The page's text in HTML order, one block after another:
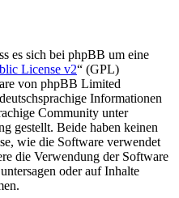
es sich bei phpBB um eine
License v2“ (GPL)
von phpBB Limited
Informationen
Community unter
gestellt. Beide haben keinen
wie die Software verwendet
die Verwendung der Software
oder auf Inhalte